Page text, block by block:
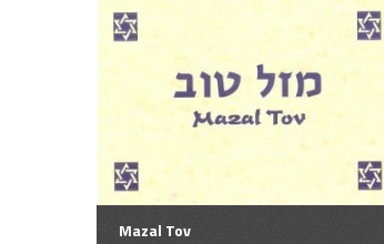
Mazal Tov